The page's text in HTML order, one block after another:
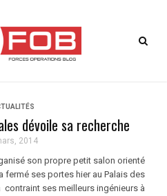
dévoile sa recherche
2014
son propre petit salon orienté
ses portes hier au Palais des
ses meilleurs ingénieurs à